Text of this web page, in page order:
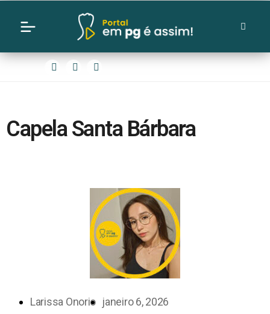
Capela Santa Bárbara
Larissa Onorio janeiro 6, 2026